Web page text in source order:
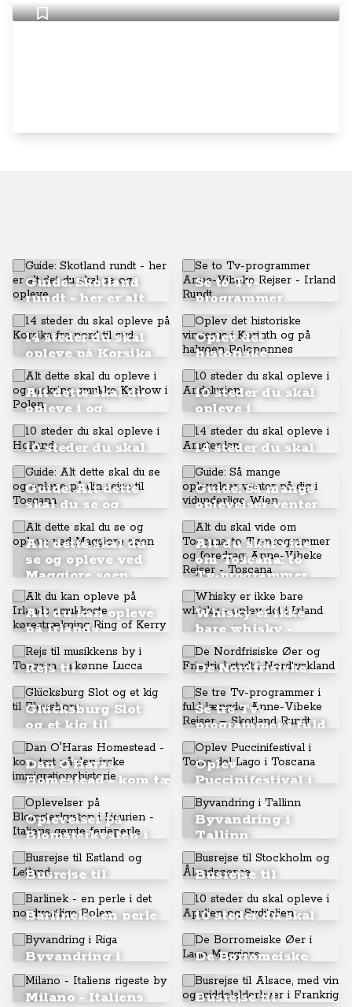
Guide: Skotland
rundt - her er alt
det du skal se og
opleve
Se to Tv-
programmer
Anne-Vibeke
Rejser - Irland
Rundt
14 steder du skal
opleve på Korsika
fra nord til syd
Oplev det
historiske
vingesus i
Korinth og på
halvøen
Peloponnes
Alt dette skal du
opleve i og
omkring smukke
Krakow i Polen
10 steder du skal
opleve i
Andalusien
10 steder du skal
opleve i Holland
14 steder du skal
opleve i
Amsterdam
Guide: Alt dette
skal du se og
opleve på din
rejse til Toscana
Guide: Så mange
oplevelser venter
på dig i
vidunderlige
Wien
Alt dette skal du
se og opleve ved
Maggiore søen
Alt du skal vide
om Toscana: to
Tv-programmer
og foredrag:
Anne-Vibeke
Rejser - Toscana
Alt du kan opleve
på Irlands
smukkeste
kørestrækning
Ring of Kerry
Whisky er ikke
bare whisky -
oplev det i Irland
Rejs til
musikkens by i
Toscana - skønne
Lucca
De Nordfrisiske
Øer og
Friedrichstadt i
Nordtyskland
Glücksburg Slot
og et kig til
Flensborg
Se tre Tv-
programmer i fuld
længde: Anne-
Vibeke Rejser –
Skotland Rundt
Dan O'Haras
Homestead - kom tæt
på den irske
immigrationshistorie
Oplev
Puccinifestival i
Torre del Lago i
Toscana
Oplevelser på
Blomsterkysten i
Ligurien - Italiens
gemte ferieperle
Byvandring i
Tallinn
Busrejse til
Estland og
Letland
Busrejse til
Stockholm og
Ålandsøerne
Barlinek - en perle
i det nordvestlige
Polen
10 steder du skal
opleve i Apulien
og Syditalien
Byvandring i
Riga
De Borromeiske
Øer i Lago
Maggiore
Milano - Italiens
Busrejse til